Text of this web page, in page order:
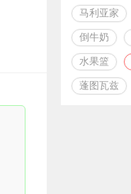
马利亚家
倒牛奶
水果篮
蓬图瓦兹